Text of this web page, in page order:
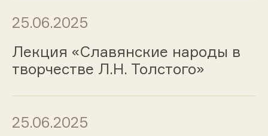
25.06.2025
Лекция «Славянские народы в
творчестве Л.Н. Толстого»
25.06.2025